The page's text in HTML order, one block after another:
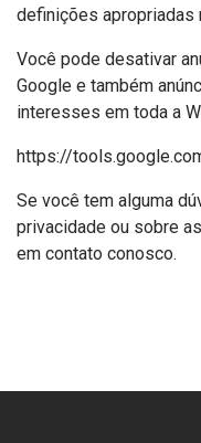
definições apropriadas
Você pode desativar
Google e também
interesses em toda a
https://
Se você tem alguma
privacidade ou sobre
em contato conosco.